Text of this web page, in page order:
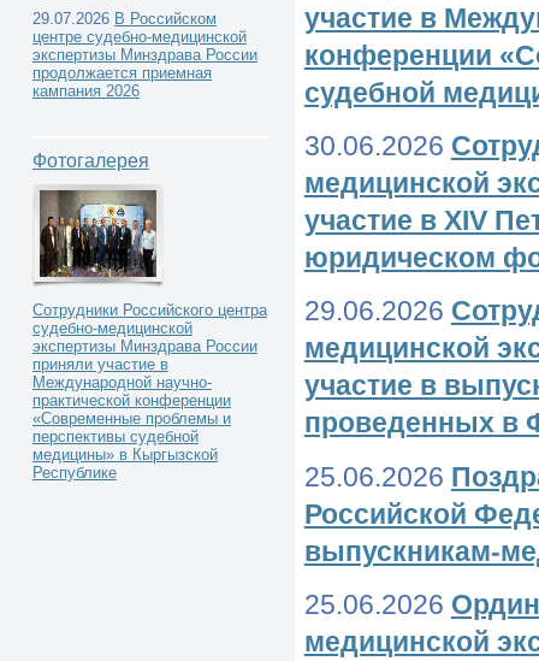
29.07.2026 В Российском
центре судебно-медицинской
экспертизы Минздрава России
продолжается приемная
кампания 2026
Фотогалерея
Сотрудники Российского центра
судебно-медицинской
экспертизы Минздрава России
приняли участие в
Международной научно-
практической конференции
«Современные проблемы и
перспективы судебной
медицины» в Кыргызской
Республике
участие в
конференции
судебной
30.06.2026
медицинской
участие в XIV
юридическом
29.06.2026
медицинской
участие в
проведенных в
25.06.2026
Российской
выпускникам-
25.06.2026
медицинской